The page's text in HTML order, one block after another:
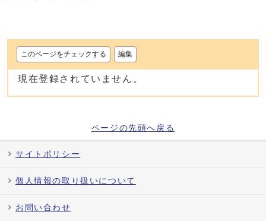
このページをチェックする 編集
現在登録されていません。
ページの先頭へ戻る
サイトポリシー
個人情報の取り扱いについて
お問い合わせ